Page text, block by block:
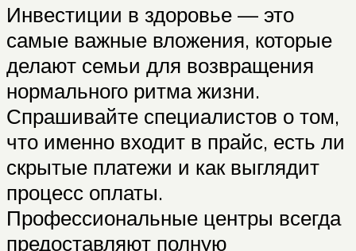
Инвестиции в здоровье — это
самые важные вложения, которые
делают семьи для возвращения
нормального ритма жизни.
Спрашивайте специалистов о том,
что именно входит в прайс, есть ли
скрытые платежи и как выглядит
процесс оплаты.
Профессиональные центры всегда
предоставляют полную